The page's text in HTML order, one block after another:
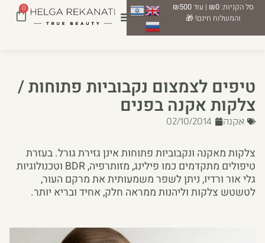
סל הקניות:₪0 | עוד₪500
והמשלוח חינם! 🎁
0
טיפים לצמצום נקבוביות פתוחות /
צלקות אקנה בפנים
אקנה 02/10/2014
צלקות מאקנה ונקבוביות פתוחות אינן גזירת גורל. בעזרת
טיפולים מתקדמים כמו פילינג, מזותרפיה, BDR וטכנולוגיות
גלי אור ורדיו, ניתן לשפר משמעותית את מרקם העור,
לטשטש צלקות וליהנות ממראה חלק, אחיד ובריא יותר.